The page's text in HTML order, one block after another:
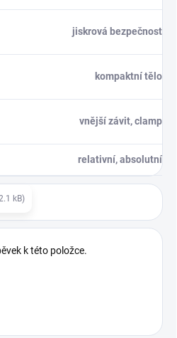
jiskrová bezpečnost
kompaktní tělo
vnější závit, clamp
relativní, absolutní
kB)
k této položce.